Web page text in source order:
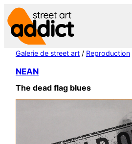
Aller
au
contenu
Galerie de street art / Reproduction
NEAN
The dead flag blues